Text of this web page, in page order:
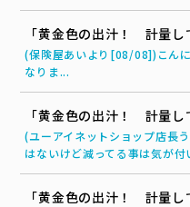
「黄金色の出汁！ 計量し
(保険屋あいより[08/08])こん
なりま...
「黄金色の出汁！ 計量し
(ユーアイネットショップ店長
はないけど減ってる事は気が付
「黄金色の出汁！ 計量し